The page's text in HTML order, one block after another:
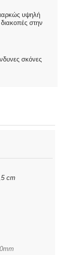
υψηλή
στην
σκόνες
cm